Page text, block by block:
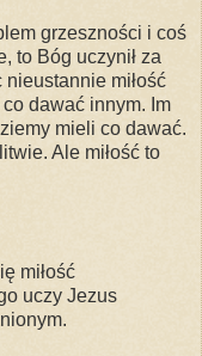
grzeszności i coś
to Bóg uczynił za
miłość
dawać innym. Im
mieli co dawać.
Ale miłość to
miłość
uczy Jezus